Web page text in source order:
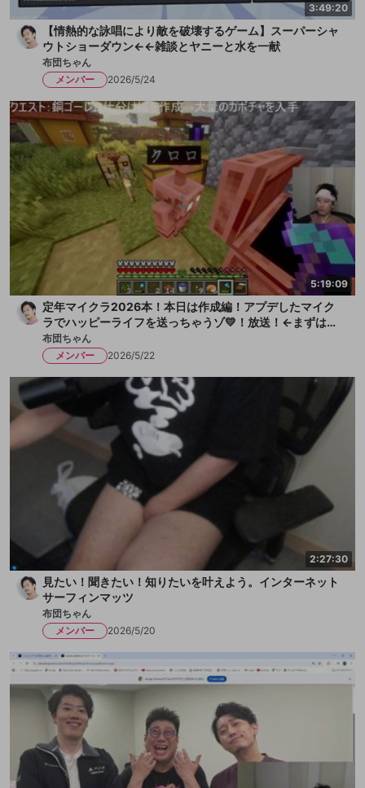
3:49:20
【情熱的な詠唱により敵を破壊するゲーム】スーパーシャ
ウトショーダウン←←雑談とヤニーと水を一献
布団ちゃん
メンバー
2026/5/24
5:19:09
定年マイクラ2026本！本日は作成編！アプデしたマイク
ラでハッピーライフを送っちゃうゾ💛！放送！←まずは水
を一献、そして枇杷ゼリーをちびっと
布団ちゃん
メンバー
2026/5/22
2:27:30
見たい！聞きたい！知りたいを叶えよう。インターネット
サーフィンマッツ
布団ちゃん
メンバー
2026/5/20